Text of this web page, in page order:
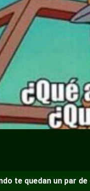
te quedan un par